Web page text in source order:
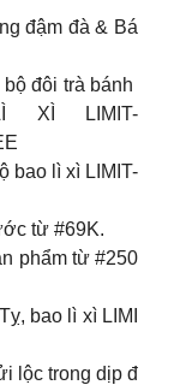
đậm đà & Bá
đôi trà bánh
XÌ LIMIT-
bao lì xì LIMIT-
từ #69K.
phẩm từ #250
bao lì xì LIMI
lộc trong dịp đ